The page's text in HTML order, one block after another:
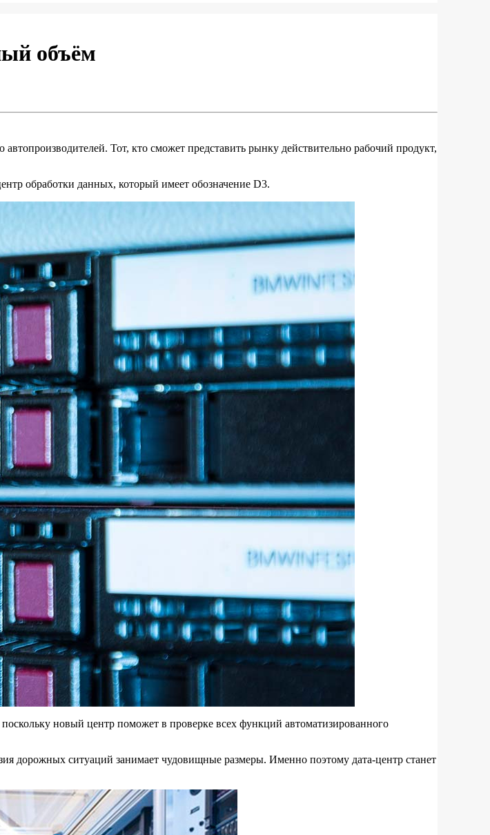
объём
Тот, кто сможет представить рынку действительно рабочий продукт,
обработки данных, который имеет обозначение D3.
новый центр поможет в проверке всех функций автоматизированного
дорожных ситуаций занимает чудовищные размеры. Именно поэтому дата-центр станет